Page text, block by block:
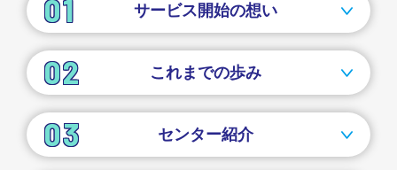
サービス開始の想い
これまでの歩み
センター紹介